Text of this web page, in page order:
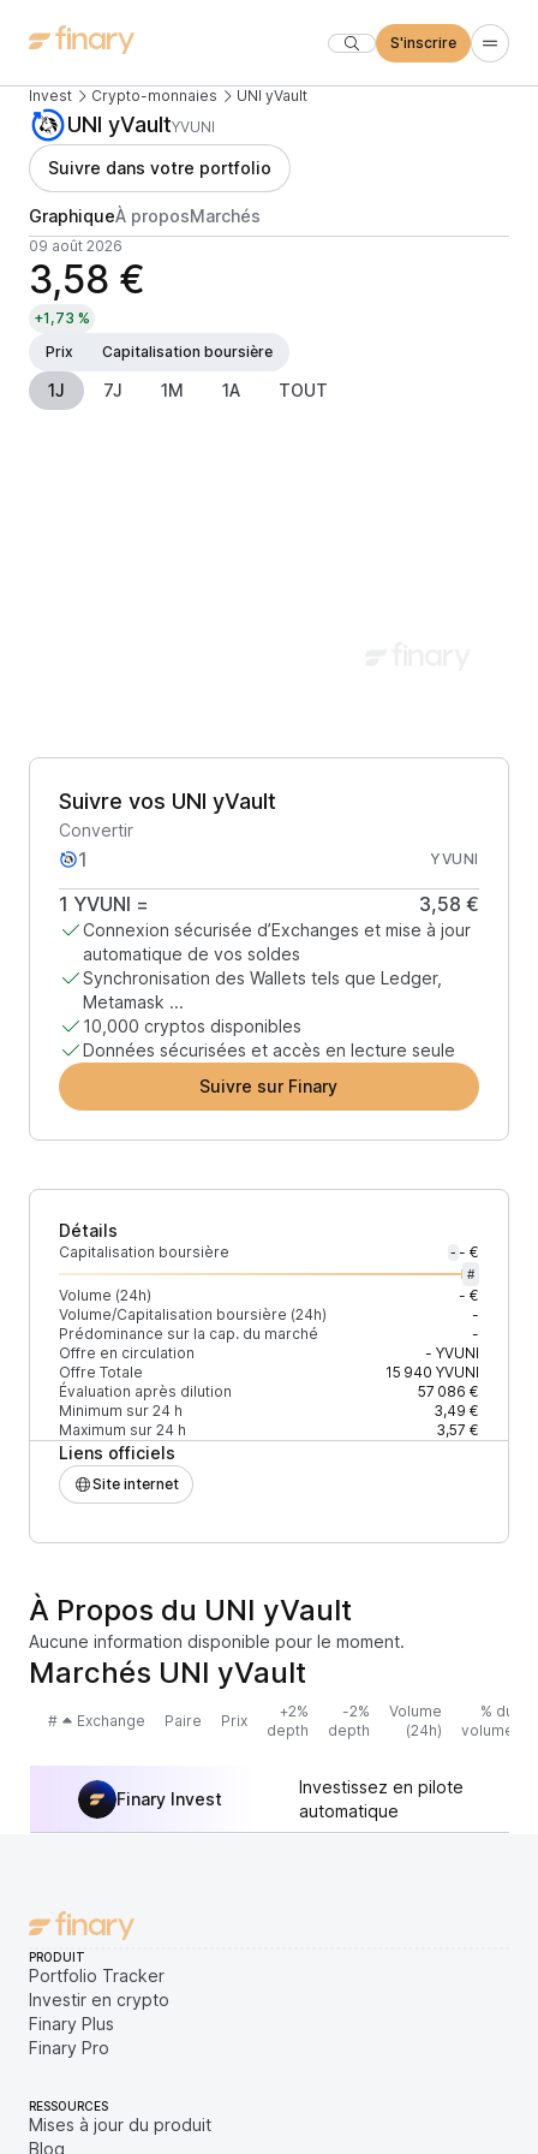
S'inscrire
Invest Crypto-monnaies UNI yVault
UNI yVaultYVUNI
Suivre dans votre portfolio
GraphiqueÀ proposMarchés
09 août 2026
3,58 €
+1,73 %
Prix
Capitalisation boursière
1J 7J 1M 1A TOUT
Suivre vos UNI yVault
Convertir
YVUNI
1 YVUNI = 3,58 €
Connexion sécurisée d’Exchanges et mise à jour
automatique de vos soldes
Synchronisation des Wallets tels que Ledger,
Metamask ...
10,000 cryptos disponibles
Données sécurisées et accès en lecture seule
Suivre sur Finary
Détails
Capitalisation boursière - - €
#
Volume (24h)
- €
Volume/Capitalisation boursière (24h)
-
Prédominance sur la cap. du marché
-
Offre en circulation
- YVUNI
Offre Totale
15 940 YVUNI
Évaluation après dilution
57 086 €
Minimum sur 24 h
3,49 €
Maximum sur 24 h
3,57 €
Liens officiels
Site internet
À Propos du UNI yVault
Aucune information disponible pour le moment.
Marchés UNI yVault
# Exchange Paire Prix
+2%
depth
-2%
depth
Volume
(24h)
% du
volume
Finary Invest
Investissez en pilote
automatique
PRODUIT
Portfolio Tracker
Investir en crypto
Finary Plus
Finary Pro
RESSOURCES
Mises à jour du produit
Blog